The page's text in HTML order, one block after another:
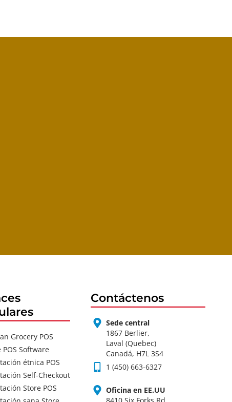
Grocery POS
POS Software
étnica POS
Self-Checkout
Store POS
Contáctenos
Sede central
1867 Berlier,
Laval (Quebec)
Canadá, H7L 3S4
1 (450) 663-6327
Oficina en EE.UU